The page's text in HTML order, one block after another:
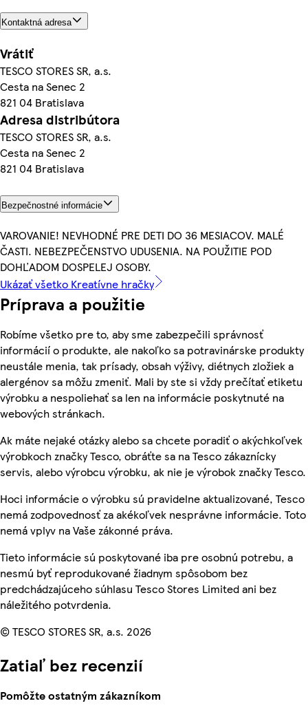
Kontaktná adresa
Vrátiť
TESCO STORES SR, a.s.
Cesta na Senec 2
821 04 Bratislava
Adresa distribútora
TESCO STORES SR, a.s.
Cesta na Senec 2
821 04 Bratislava
Bezpečnostné informácie
VAROVANIE! NEVHODNÉ PRE DETI DO 36 MESIACOV. MALÉ
ČASTI. NEBEZPEČENSTVO UDUSENIA. NA POUŽITIE POD
DOHĽADOM DOSPELEJ OSOBY.
Ukázať všetko Kreatívne hračky
Príprava a použitie
Robíme všetko pre to, aby sme zabezpečili správnosť
informácií o produkte, ale nakoľko sa potravinárske produkty
neustále menia, tak prísady, obsah výživy, diétnych zložiek a
alergénov sa môžu zmeniť. Mali by ste si vždy prečítať etiketu
výrobku a nespoliehať sa len na informácie poskytnuté na
webových stránkach.
Ak máte nejaké otázky alebo sa chcete poradiť o akýchkoľvek
výrobkoch značky Tesco, obráťte sa na Tesco zákaznícky
servis, alebo výrobcu výrobku, ak nie je výrobok značky Tesco.
Hoci informácie o výrobku sú pravidelne aktualizované, Tesco
nemá zodpovednosť za akékoľvek nesprávne informácie. Toto
nemá vplyv na Vaše zákonné práva.
Tieto informácie sú poskytované iba pre osobnú potrebu, a
nesmú byť reprodukované žiadnym spôsobom bez
predchádzajúceho súhlasu Tesco Stores Limited ani bez
náležitého potvrdenia.
© TESCO STORES SR, a.s. 2026
Zatiaľ bez recenzií
Pomôžte ostatným zákazníkom